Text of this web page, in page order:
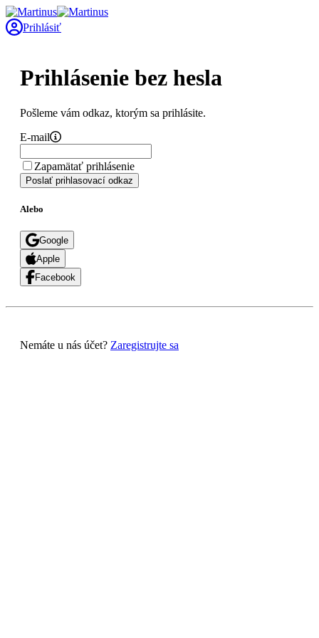
Prihlásiť
Prihlásenie bez hesla
Pošleme vám odkaz, ktorým sa prihlásite.
E-mail
Zapamätať prihlásenie
Poslať prihlasovací odkaz
Alebo
Google
Apple
Facebook
Nemáte u nás účet? Zaregistrujte sa